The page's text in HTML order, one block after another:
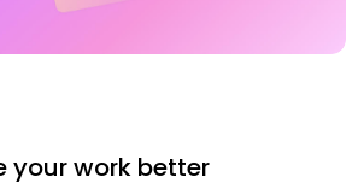
your work better